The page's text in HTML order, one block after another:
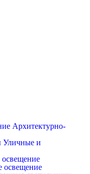
Архитектурно-
Уличные и
освещение